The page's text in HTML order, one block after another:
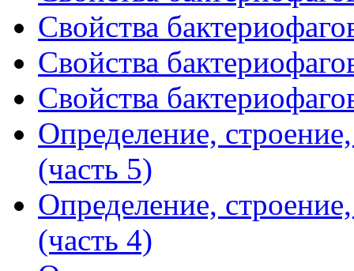
Свойства
Свойства
Свойства
Определение,
(часть 5)
Определение,
(часть 4)